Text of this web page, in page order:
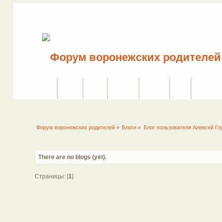
Форум воронежских родителей » Блоги » Блог пользователя Алексей
There are no blogs (yet).
Страницы: [1]